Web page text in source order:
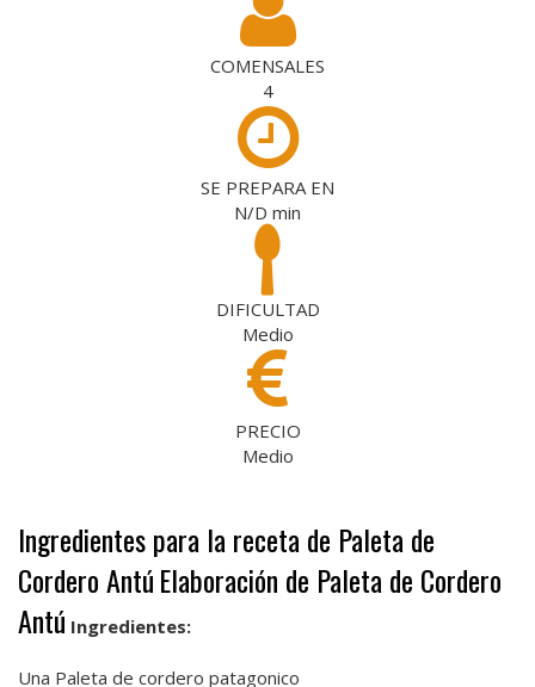
COMENSALES
4
SE PREPARA EN
N/D min
DIFICULTAD
Medio
PRECIO
Medio
Ingredientes para la receta de Paleta de
Cordero AntúElaboración de Paleta de Cordero
Antú Ingredientes:
Una Paleta de cordero patagonico